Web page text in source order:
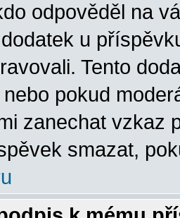
odpověděl na
u
Tento
pokud
zanechat vzkaz
smazat,